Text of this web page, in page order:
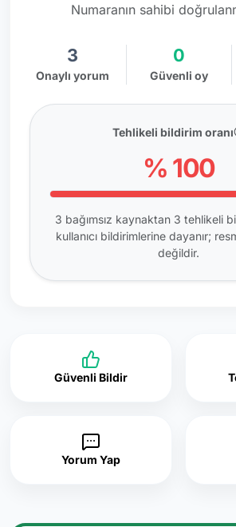
Numaranın sahibi
3
Onaylı yorum
0
Güvenli oy
Tehlikeli bildirim oranı
% 100
3 bağımsız kaynaktan 3 tehlikeli
kullanıcı bildirimlerine dayanır;
değildir.
Güvenli Bildir
Yorum Yap